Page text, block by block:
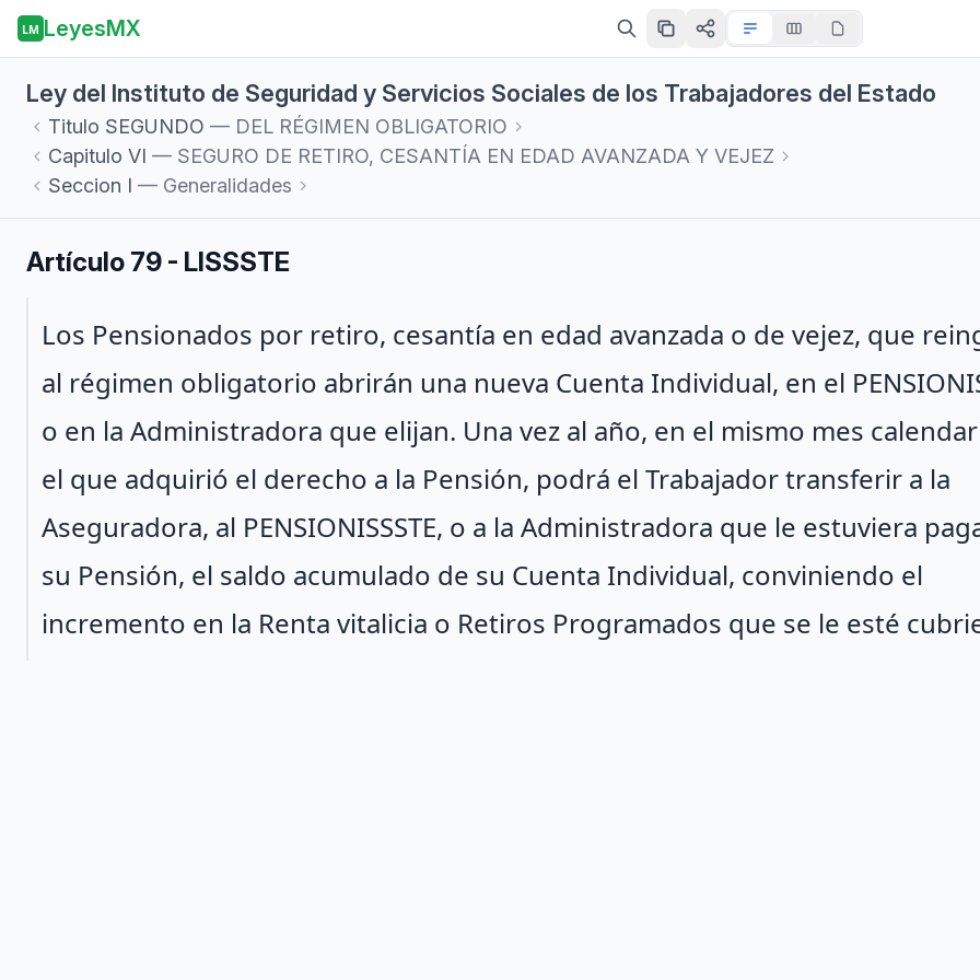
LM LeyesMX
Ley del Instituto de Seguridad y Servicios Sociales de los Trabajadores del Estado
Titulo SEGUNDO — DEL RÉGIMEN OBLIGATORIO
Capitulo VI — SEGURO DE RETIRO, CESANTÍA EN EDAD AVANZADA Y VEJEZ
Seccion I — Generalidades
Artículo 79 - LISSSTE
Párrafo 1
Los Pensionados por retiro, cesantía en edad avanzada o de vejez, que
al régimen obligatorio abrirán una nueva Cuenta Individual, en el
o en la Administradora que elijan. Una vez al año, en el mismo mes
el que adquirió el derecho a la Pensión, podrá el Trabajador transferir a la
Aseguradora, al PENSIONISSSTE, o a la Administradora que le estuviera
su Pensión, el saldo acumulado de su Cuenta Individual, conviniendo el
incremento en la Renta vitalicia o Retiros Programados que se le esté